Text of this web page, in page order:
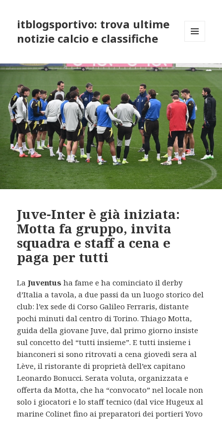
itblogsportivo: trova ultime
notizie calcio e classifiche
WIDGETS
Juve-Inter è già iniziata:
Motta fa gruppo, invita
squadra e staff a cena e
paga per tutti
LaJuventus ha fame e ha cominciato il derby
d’Italia a tavola, a due passi da un luogo storico del
club: l’ex sede di Corso Galileo Ferraris, distante
pochi minuti dal centro di Torino. Thiago Motta,
guida della giovane Juve, dal primo giorno insiste
sul concetto del “tutti insieme”. E tutti insieme i
bianconeri si sono ritrovati a cena giovedì sera al
Lève, il ristorante di proprietà dell’ex capitano
Leonardo Bonucci. Serata voluta, organizzata e
offerta da Motta, che ha “convocato” nel locale non
solo i giocatori e lo staff tecnico (dal vice Hugeux al
marine Colinet fino ai preparatori dei portieri Yovo